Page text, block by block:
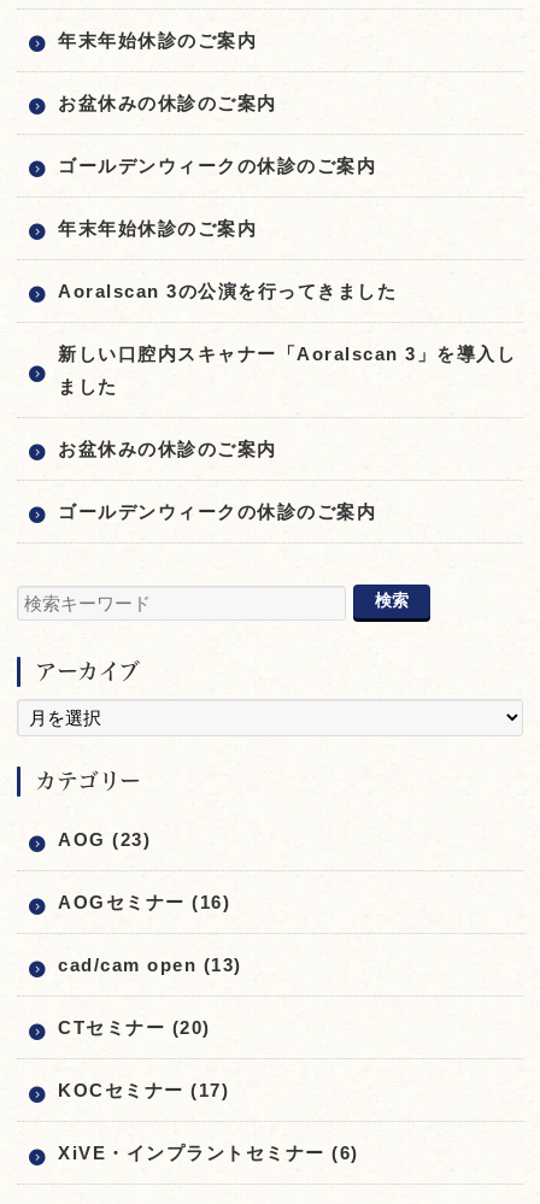
年末年始休診のご案内
お盆休みの休診のご案内
ゴールデンウィークの休診のご案内
年末年始休診のご案内
Aoralscan 3の公演を行ってきました
新しい口腔内スキャナー「Aoralscan 3」を導入し
ました
お盆休みの休診のご案内
ゴールデンウィークの休診のご案内
アーカイブ
カテゴリー
AOG (23)
AOGセミナー (16)
cad/cam open (13)
CTセミナー (20)
KOCセミナー (17)
XiVE・インプラントセミナー (6)